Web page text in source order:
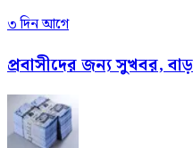
৩ দিন আগে
প্রবাসীদের জন্য সুখবর,